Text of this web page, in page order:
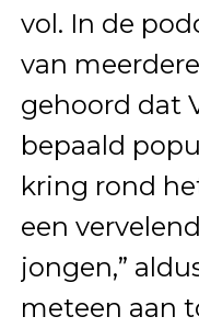
vol. In de
van
gehoord dat
bepaald
kring rond
een
jongen,”
meteen aan